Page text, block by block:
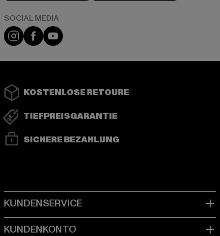
Instagram
FacebookYouTube
KOSTENLOSE RETOURE
TIEFPREISGARANTIE
SICHERE BEZAHLUNG